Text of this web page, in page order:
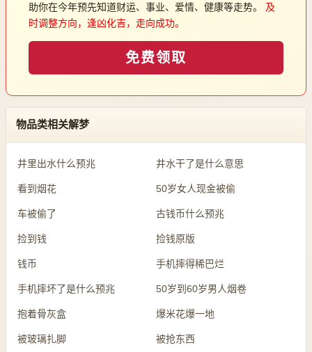
助你在今年预先知道财运、事业、爱情、健康等走势。 及
时调整方向，逢凶化吉，走向成功。
免费领取
物品类相关解梦
井里出水什么预兆 井水干了是什么意思
看到烟花 50岁女人现金被偷
车被偷了 古钱币什么预兆
捡到钱 捡钱原版
钱币 手机摔得稀巴烂
手机摔坏了是什么预兆 50岁到60岁男人烟卷
抱着骨灰盒 爆米花爆一地
被玻璃扎脚 被抢东西